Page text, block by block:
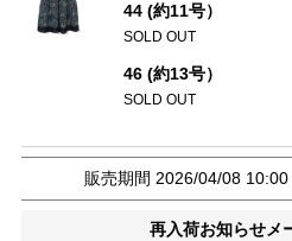
44 (約11号）
SOLD OUT
46 (約13号）
SOLD OUT
販売期間 2026/04/08 10:00
再入荷お知らせメ